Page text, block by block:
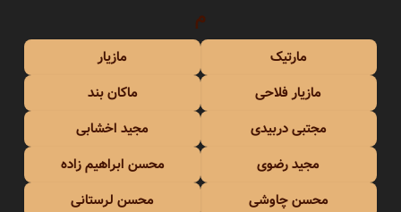
م
مارتیک
مازیار
مازیار فلاحی
ماکان بند
مجتبی دربیدی
مجید اخشابی
مجید رضوی
محسن ابراهیم زاده
محسن چاوشی
محسن لرستانی